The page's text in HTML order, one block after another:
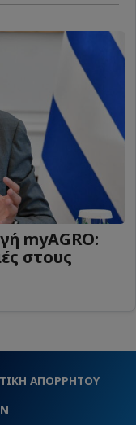
myAGRO:
στους
ΑΠΟΡΡΗΤΟΥ